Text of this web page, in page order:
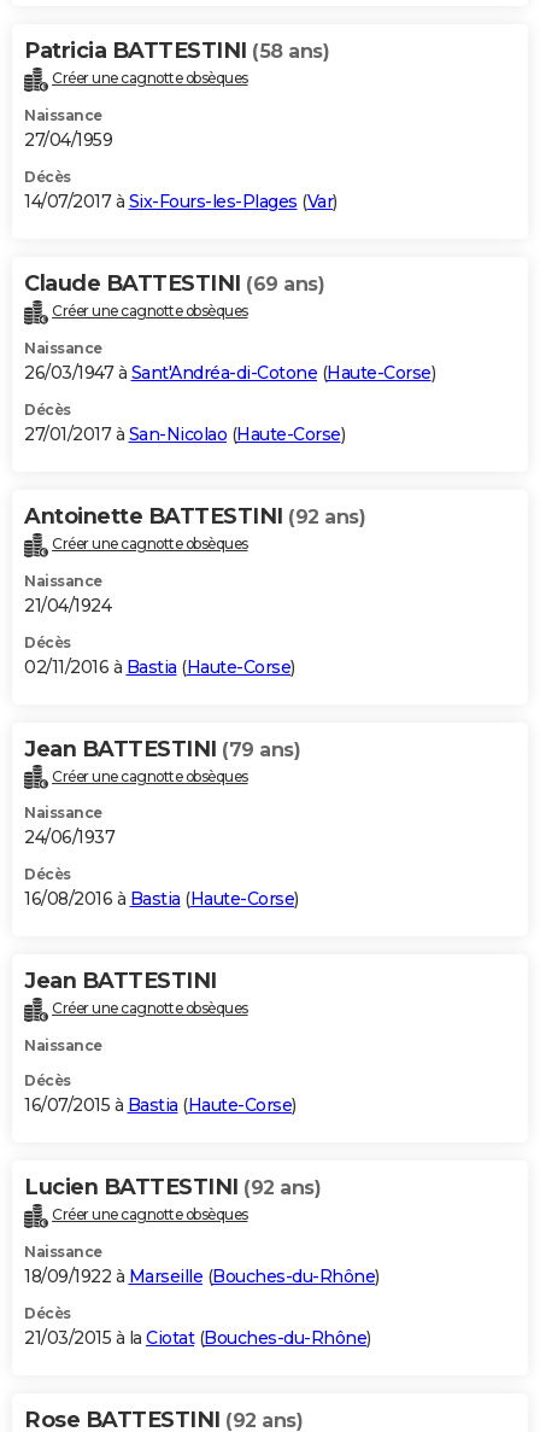
Patricia BATTESTINI (58 ans)
Créer une cagnotte obsèques
Naissance
27/04/1959
Décès
14/07/2017 à Six-Fours-les-Plages (Var)
Claude BATTESTINI (69 ans)
Créer une cagnotte obsèques
Naissance
26/03/1947 à Sant'Andréa-di-Cotone (Haute-Corse)
Décès
27/01/2017 à San-Nicolao (Haute-Corse)
Antoinette BATTESTINI (92 ans)
Créer une cagnotte obsèques
Naissance
21/04/1924
Décès
02/11/2016 à Bastia (Haute-Corse)
Jean BATTESTINI (79 ans)
Créer une cagnotte obsèques
Naissance
24/06/1937
Décès
16/08/2016 à Bastia (Haute-Corse)
Jean BATTESTINI
Créer une cagnotte obsèques
Naissance
Décès
16/07/2015 à Bastia (Haute-Corse)
Lucien BATTESTINI (92 ans)
Créer une cagnotte obsèques
Naissance
18/09/1922 à Marseille (Bouches-du-Rhône)
Décès
21/03/2015 à la Ciotat(Bouches-du-Rhône)
Rose BATTESTINI (92 ans)